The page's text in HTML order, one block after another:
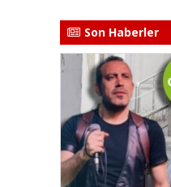
Son Haberler